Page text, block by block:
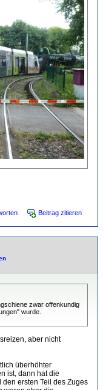
Beitrag zitieren
zwar offenkundig
wurde.
aber nicht
überhöhter
ist, dann hat die
ersten Teil des Zuges